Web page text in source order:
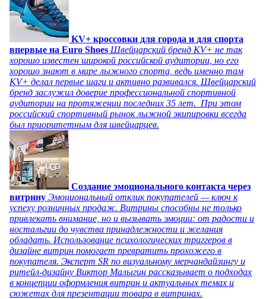
KV+ кроссовки для города и для спорта
впервые на Euro Shoes Швейцарский бренд KV+ не так
хорошо известен широкой российской аудитории, но его
хорошо знают в мире лыжного спорта, ведь именно там
KV+ делал первые шаги и активно развивался. Швейцарский
бренд заслужил доверие профессиональной спортивной
аудитории на протяжении последних 35 лет. При этом
российский спортивный рынок лыжной экипировки всегда
был приоритетным для швейцарцев.
Создание эмоционального контакта через
витрину Эмоциональный отклик покупателей — ключ к
успеху розничных продаж. Витрины способны не только
привлекать внимание, но и вызывать эмоции: от радости и
ностальгии до чувства принадлежности и желания
обладать. Использование психологических триггеров в
дизайне витрин помогает превратить прохожего в
покупателя. Эксперт SR по визуальному мерчандайзингу и
ритейл-дизайну Виктор Малыгин рассказывает о подходах
в концепции оформления витрин и актуальных темах и
сюжетах для презентации товара в витринах.